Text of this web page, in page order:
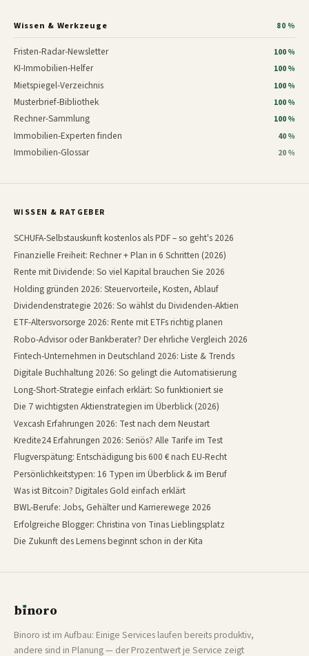
Wissen & Werkzeuge 80 %
Fristen-Radar-Newsletter 100 %
KI-Immobilien-Helfer 100 %
Mietspiegel-Verzeichnis 100 %
Musterbrief-Bibliothek 100 %
Rechner-Sammlung 100 %
Immobilien-Experten finden 40 %
Immobilien-Glossar 20 %
WISSEN & RATGEBER
SCHUFA-Selbstauskunft kostenlos als PDF – so geht's 2026
Finanzielle Freiheit: Rechner + Plan in 6 Schritten (2026)
Rente mit Dividende: So viel Kapital brauchen Sie 2026
Holding gründen 2026: Steuervorteile, Kosten, Ablauf
Dividendenstrategie 2026: So wählst du Dividenden-Aktien
ETF-Altersvorsorge 2026: Rente mit ETFs richtig planen
Robo-Advisor oder Bankberater? Der ehrliche Vergleich 2026
Fintech-Unternehmen in Deutschland 2026: Liste & Trends
Digitale Buchhaltung 2026: So gelingt die Automatisierung
Long-Short-Strategie einfach erklärt: So funktioniert sie
Die 7 wichtigsten Aktienstrategien im Überblick (2026)
Vexcash Erfahrungen 2026: Test nach dem Neustart
Kredite24 Erfahrungen 2026: Seriös? Alle Tarife im Test
Flugverspätung: Entschädigung bis 600 € nach EU-Recht
Persönlichkeitstypen: 16 Typen im Überblick & im Beruf
Was ist Bitcoin? Digitales Gold einfach erklärt
BWL-Berufe: Jobs, Gehälter und Karrierewege 2026
Erfolgreiche Blogger: Christina von Tinas Lieblingsplatz
Die Zukunft des Lernens beginnt schon in der Kita
bınoro
Binoro ist im Aufbau: Einige Services laufen bereits produktiv,
andere sind in Planung — der Prozentwert je Service zeigt